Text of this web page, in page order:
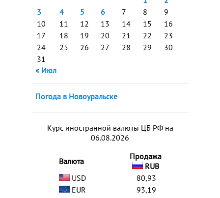
3
4 5 6 7 8
9
10
11 12 13 14 15
16
17
18 19 20 21 22
23
24
25 26 27 28 29
30
31
« Июл
Погода в Новоуральске
Курс иностранной валюты ЦБ РФ на
06.08.2026
Валюта
Продажа
RUB
USD
80,93
EUR
93,19